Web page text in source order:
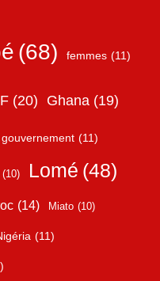
(68) femmes (11)
(20) Ghana (19)
gouvernement (11)
(10) Lomé (48)
(14) Miato (10)
(11)